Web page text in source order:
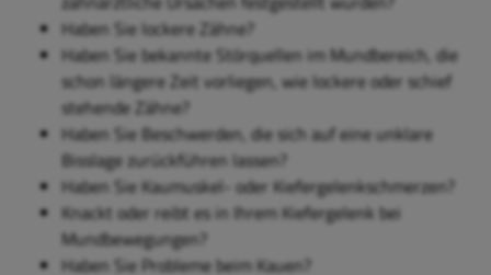
Haben Sie lockere Zähne?
Haben Sie bekannte Störquellen im Mundbereich, die
schon längere Zeit vorliegen, wie lockere oder schief
stehende Zähne?
Haben Sie Beschwerden, die sich auf eine unklare
Bisslage zurückführen lassen?
Haben Sie Kaumuskel- oder Kiefergelenkschmerzen?
Knackt oder reibt es in Ihrem Kiefergelenk bei
Mundbewegungen?
Haben Sie Probleme beim Kauen?